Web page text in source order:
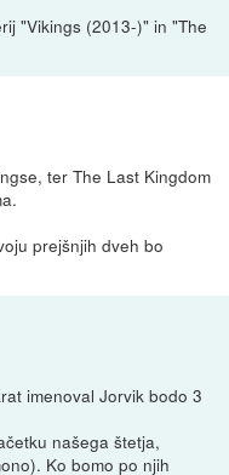
"Vikings (2013-)" in "The
ter The Last Kingdom
prejšnjih dveh bo
imenoval Jorvik bodo 3
našega štetja,
Ko bomo po njih